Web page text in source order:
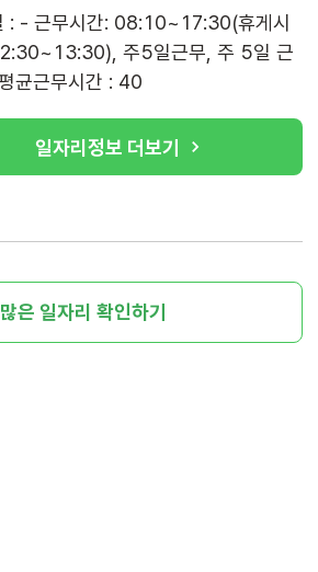
: - 근무시간: 08:10~17:30(휴게시
주5일근무, 주 5일 근
균근무시간 : 40
일자리정보 더보기
은 일자리 확인하기